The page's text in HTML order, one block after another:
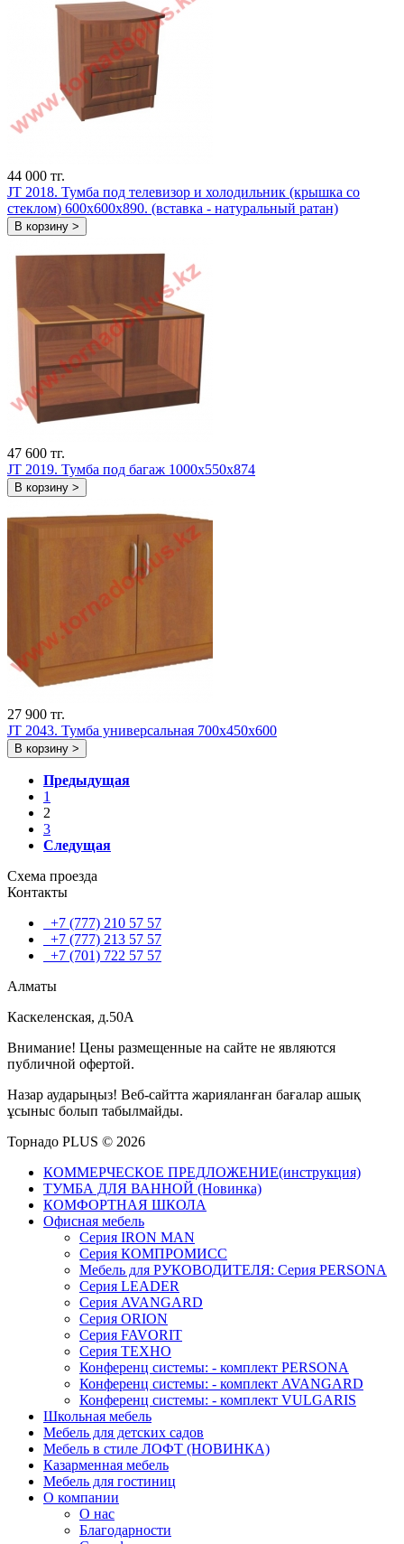
44 000 тг.
JT 2018. Тумба под телевизор и холодильник (крышка со
стеклом) 600х600х890. (вставка - натуральный ратан)
В корзину >
47 600 тг.
JT 2019. Тумба под багаж 1000х550х874
В корзину >
27 900 тг.
JT 2043. Тумба универсальная 700х450х600
В корзину >
Предыдущая
1
2
3
Следущая
Схема проезда
Контакты
+7 (777) 210 57 57
+7 (777) 213 57 57
+7 (701) 722 57 57
Алматы
Каскеленская, д.50А
Внимание! Цены размещенные на сайте не являются
публичной офертой.
Назар аударыңыз! Веб-сайтта жарияланған бағалар ашық
ұсыныс болып табылмайды.
Торнадо PLUS © 2026
КОММЕРЧЕСКОЕ ПРЕДЛОЖЕНИЕ(инструкция)
ТУМБА ДЛЯ ВАННОЙ (Новинка)
КОМФОРТНАЯ ШКОЛА
Офисная мебель
Серия IRON MAN
Серия КОМПРОМИСС
Мебель для РУКОВОДИТЕЛЯ: Серия PERSONA
Серия LEADER
Серия AVANGARD
Серия ORION
Серия FAVORIT
Серия ТЕХНО
Конференц системы: - комплект PERSONA
Конференц системы: - комплект AVANGARD
Конференц системы: - комплект VULGARIS
Школьная мебель
Мебель для детских садов
Мебель в стиле ЛОФТ (НОВИНКА)
Казарменная мебель
Мебель для гостиниц
О компании
О нас
Благодарности